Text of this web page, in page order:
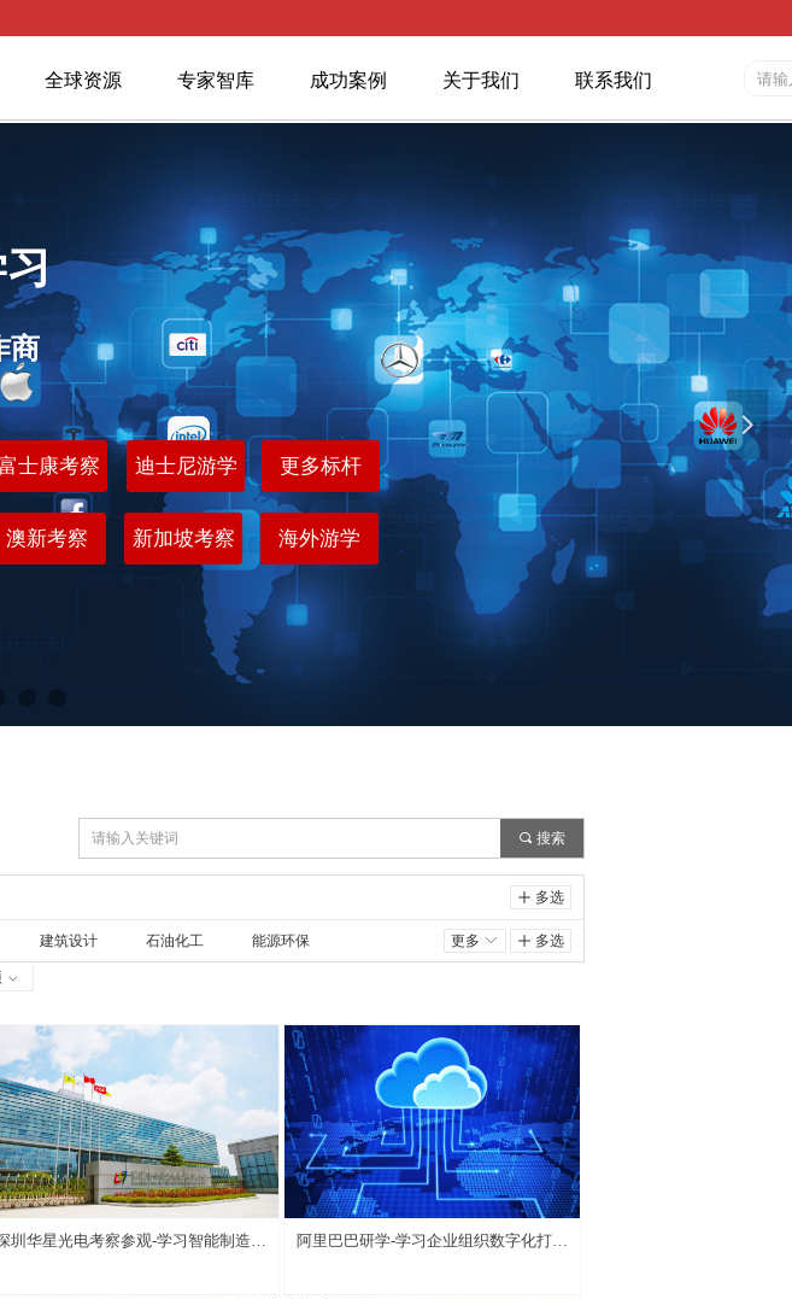
圳华星光电考察参观-学习智能制造人
阿里巴巴研学-学习企业组织数字化打
澳新考察
士康考察
新加坡考察
迪士尼游学
海外游学
更多标杆
商
넲
끠 搜索
全球资源 专家智库 成功案例 关于我们 联系我们
ꄸ 多选
更多 ꀅ ꄸ 多选
建筑设计 石油化工 能源环保
ꀁ